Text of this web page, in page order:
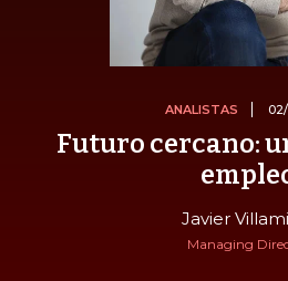
ANALISTAS
Futuro cercano:
Javier
Managing